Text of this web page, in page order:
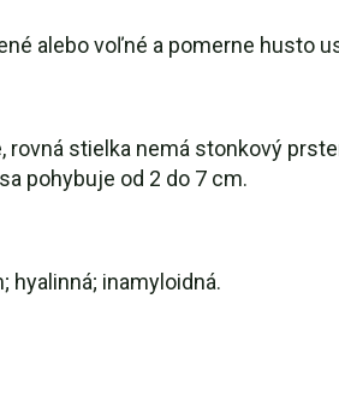
alebo voľné a pomerne husto
rovná stielka nemá stonkový
pohybuje od 2 do 7 cm.
hyalinná; inamyloidná.